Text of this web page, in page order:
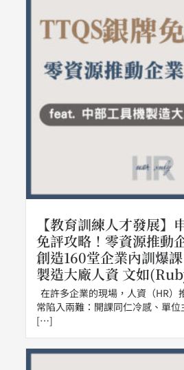
【教育訓練人才發展】
免評攻略！零資源推動
創造160堂企業內訓爆
製造大廠人資 文如
在許多企業的現場，人資（HR）
常陷入兩難：開課同仁冷感、單
[…]